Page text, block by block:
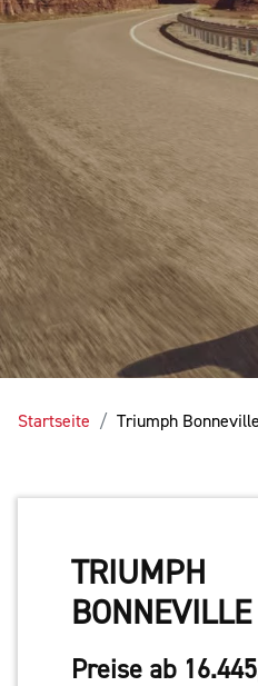
Startseite Triumph
TRIUMPH
Preise ab